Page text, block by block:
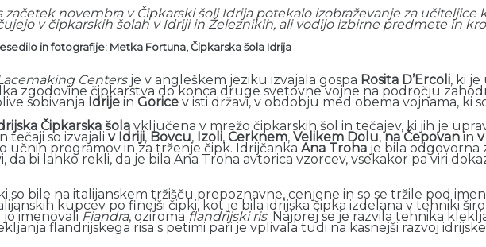
novembra v Čipkarski šoli Idrija potekalo izobraževanje za učiteljice
v čipkarskih šolah v Idriji in Železnikih, ali vodijo izbirne predmete in
in fotografije: Metka Fortuna, Čipkarska šola Idrija
Centersje v angleškem jeziku izvajala gospa Rosita D’Ercoli, ki
zgodovine čipkarstva do konca druge svetovne vojne na področju
sobivanja Idrije in Gorice v isti državi, v obdobju med obema vojnama, ki
Čipkarska šola vključena v mrežo čipkarskih šol in tečajev, ki jih je
tečaji so izvajali v Idriji, Bovcu, Izoli, Cerknem, Velikem Dolu,na Čepovanin
učnih programov in za trženje čipk. Idrijčanka Ana Troha je bila odgovorna
da bi lahko rekli, da je bila Ana Troha avtorica vzorcev, vsekakor pa viri
so bile na italijanskem tržišču prepoznavne, cenjene in so se tržile pod
kupcev po finejši čipki, kot je bila idrijska čipka izdelana v tehniki
imenovali Fiandra, oziroma flandrijski ris. Najprej se je razvila tehnika
flandrijskega risa s petimi pari je vplivala tudi na kasnejši razvoj